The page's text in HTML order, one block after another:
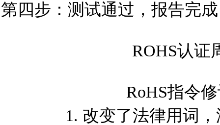
第四步：测试通过，报告完
ROHS认证
RoHS指令
1. 改变了法律用词